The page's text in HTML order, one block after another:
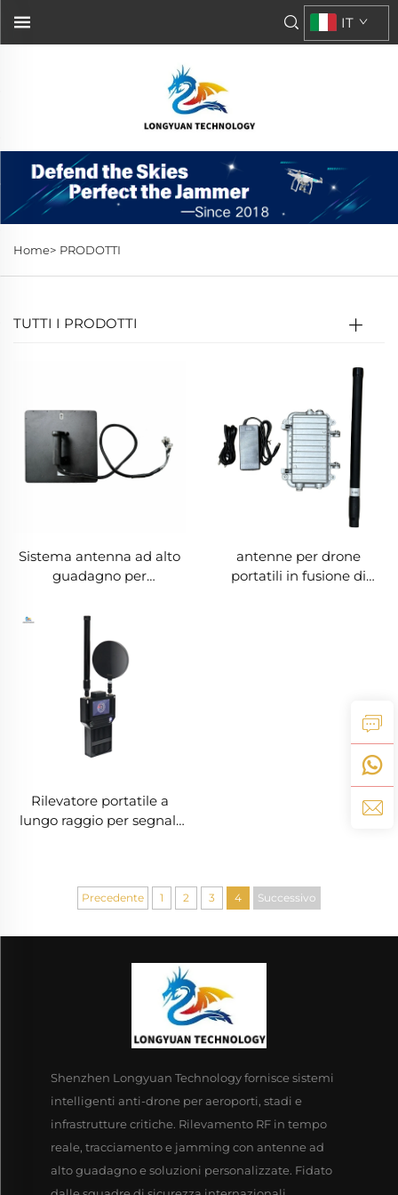
IT
Home> PRODOTTI
TUTTI I PRODOTTI
Sistema antenna ad alto
guadagno per
lungo raggio, dispositivo
del segnale radio,
schermatura della
frequenza efficace,
segnali UAV
antenne per drone
portatili in fusione di
Rilevatore portatile a
lungo raggio per segnali
compatibile con FPV
Precedente 1 2 3 4 Successivo
Shenzhen Longyuan Technology fornisce sistemi
intelligenti anti-drone per aeroporti, stadi e
infrastrutture critiche. Rilevamento RF in tempo
reale, tracciamento e jamming con antenne ad
alto guadagno e soluzioni personalizzate. Fidato